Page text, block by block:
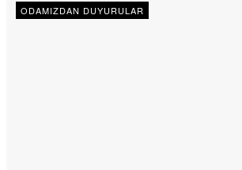
ODAMIZDAN DUYURULAR